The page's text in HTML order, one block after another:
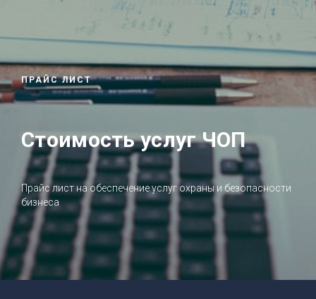
ПРАЙС ЛИСТ
Стоимость услуг ЧОП
Прайс лист на обеспечение услуг охраны и безопасности
бизнеса